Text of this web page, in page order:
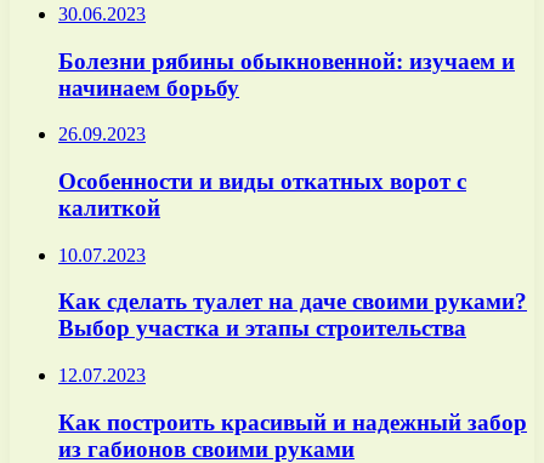
30.06.2023
Болезни рябины обыкновенной: изучаем и
начинаем борьбу
26.09.2023
Особенности и виды откатных ворот с
калиткой
10.07.2023
Как сделать туалет на даче своими руками?
Выбор участка и этапы строительства
12.07.2023
Как построить красивый и надежный забор
из габионов своими руками